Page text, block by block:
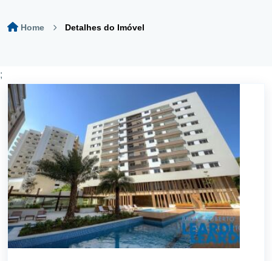
Home Detalhes do Imóvel
;